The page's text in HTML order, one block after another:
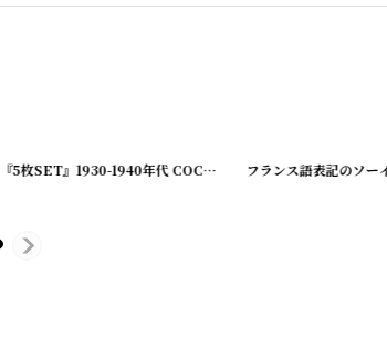
[220901-1]
『5枚SET』1930-1940年代 COCA COLA VINTAGE PAPER COIN/コカコーラ ペーパーコイン